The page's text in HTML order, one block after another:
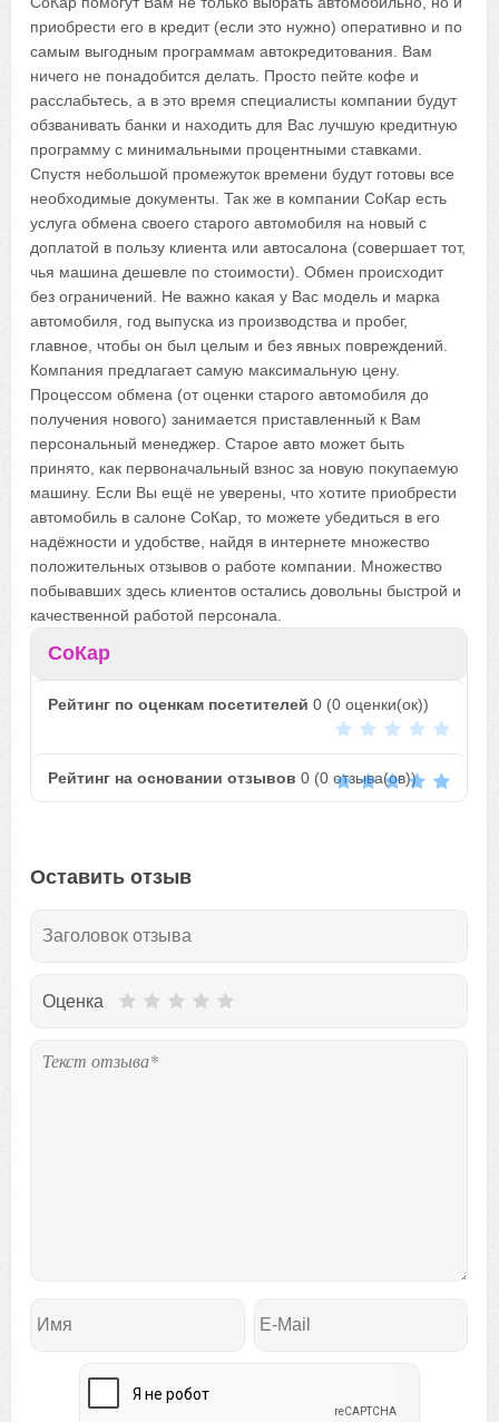
приобрести его в кредит (если это нужно) оперативно и по
самым выгодным программам автокредитования. Вам
ничего не понадобится делать. Просто пейте кофе и
расслабьтесь, а в это время специалисты компании будут
обзванивать банки и находить для Вас лучшую кредитную
программу с минимальными процентными ставками.
Спустя небольшой промежуток времени будут готовы все
необходимые документы. Так же в компании СоКар есть
услуга обмена своего старого автомобиля на новый с
доплатой в пользу клиента или автосалона (совершает тот,
чья машина дешевле по стоимости). Обмен происходит
без ограничений. Не важно какая у Вас модель и марка
автомобиля, год выпуска из производства и пробег,
главное, чтобы он был целым и без явных повреждений.
Компания предлагает самую максимальную цену.
Процессом обмена (от оценки старого автомобиля до
получения нового) занимается приставленный к Вам
персональный менеджер. Старое авто может быть
принято, как первоначальный взнос за новую покупаемую
машину. Если Вы ещё не уверены, что хотите приобрести
автомобиль в салоне СоКар, то можете убедиться в его
надёжности и удобстве, найдя в интернете множество
положительных отзывов о работе компании. Множество
побывавших здесь клиентов остались довольны быстрой и
качественной работой персонала.
СоКар
Рейтинг по оценкам посетителей 0 (0 оценки(ок))
Рейтинг на основании отзывов 0 (0 отзыва(ов))
Оставить отзыв
Оценка